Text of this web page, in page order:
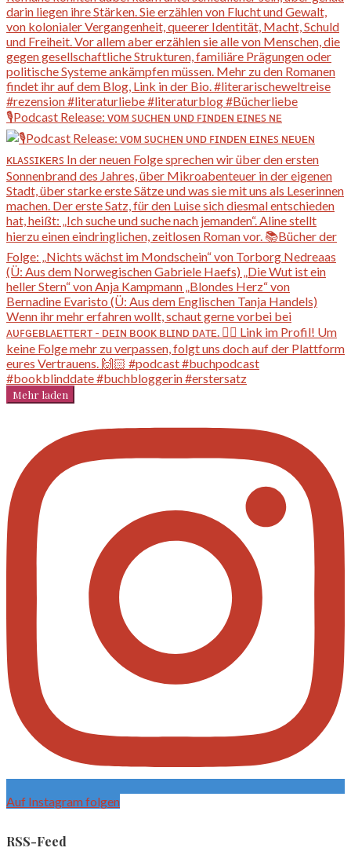
🎙️Podcast Release: ᴠᴏᴍ ꜱᴜᴄʜᴇɴ ᴜɴᴅ ꜰɪɴᴅᴇɴ ᴇɪɴᴇꜱ ɴᴇ
Mehr laden
Auf Instagram folgen
RSS-Feed